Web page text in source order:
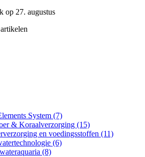
op 27. augustus
System (7)
& Koraalverzorging (15)
en voedingsstoffen (11)
(6)
(8)